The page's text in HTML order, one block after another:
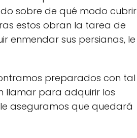
sobre de qué modo cubrir
estos obran la tarea de
enmendar sus persianas, le
preparados con tal
llamar para adquirir los
le aseguramos que quedará